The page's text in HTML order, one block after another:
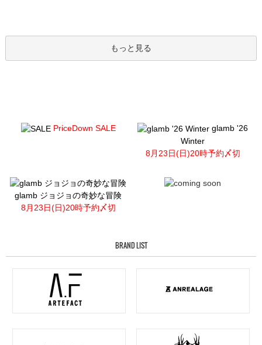
もっと見る
PriceDown SALE
glamb '26
Winter
8月23日(日)20時予約〆切
glamb ジョジョの奇妙な冒険
8月23日(日)20時予約〆切
BRAND LIST